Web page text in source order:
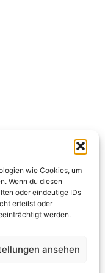
wie Cookies, um
Wenn du diesen
oder eindeutige IDs
erteilst oder
werden.
ansehen